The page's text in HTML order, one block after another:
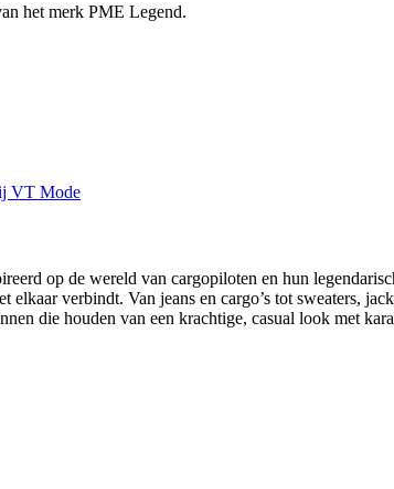
het merk PME Legend.
op de wereld van cargopiloten en hun
verbindt. Van jeans en cargo’s tot sweaters,
die houden van een krachtige, casual look met